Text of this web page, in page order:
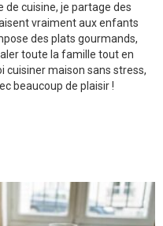
de cuisine, je partage des
vraiment aux enfants
des plats gourmands,
toute la famille tout en
cuisiner maison sans stress,
beaucoup de plaisir !